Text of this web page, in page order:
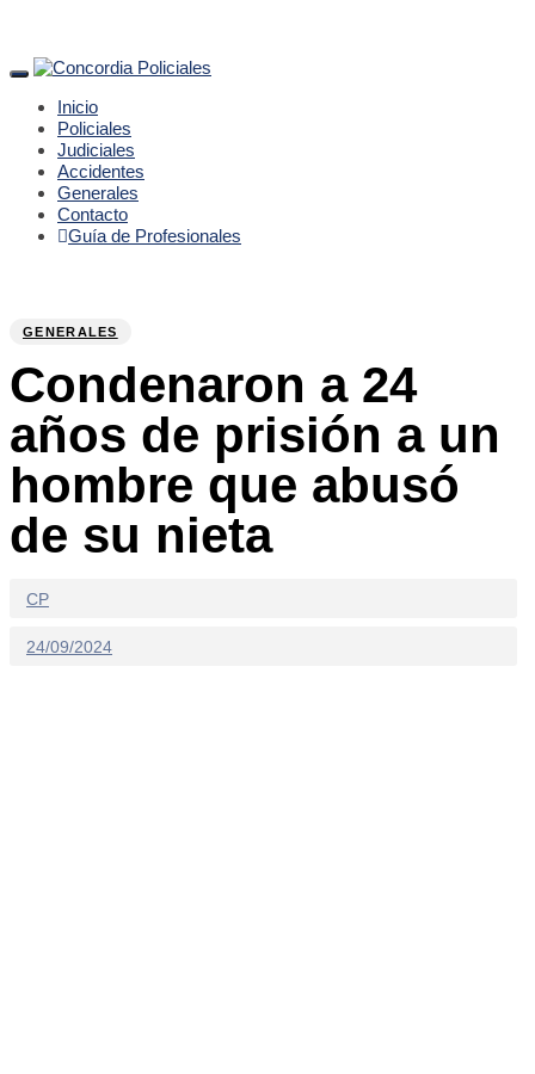
Toggle
navigation
Inicio
Policiales
Judiciales
Accidentes
Generales
Contacto
Guía de Profesionales
GENERALES
Condenaron a 24
años de prisión a un
hombre que abusó
de su nieta
CP
24/09/2024